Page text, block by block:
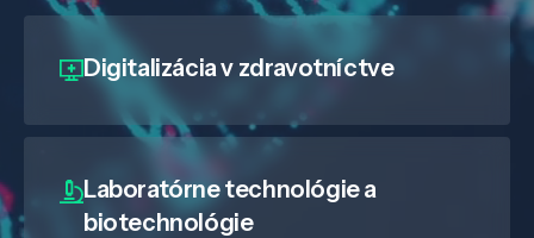
Digitalizáciav zdravotníctve
Laboratórne technológie a
biotechnológie